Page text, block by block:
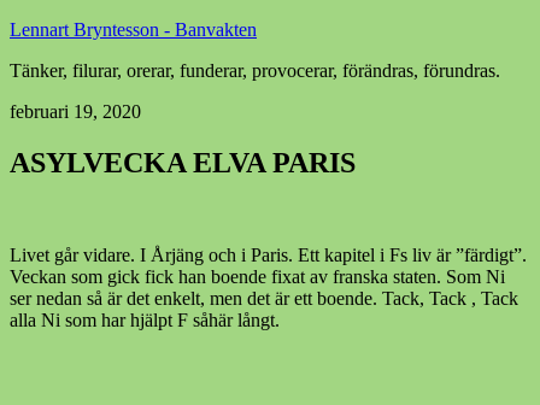
Lennart Bryntesson - Banvakten
Tänker, filurar, orerar, funderar, provocerar, förändras, förundras.
februari 19, 2020
ASYLVECKA ELVA PARIS
Livet går vidare. I Årjäng och i Paris. Ett kapitel i Fs liv är ”färdigt”.
Veckan som gick fick han boende fixat av franska staten. Som Ni
ser nedan så är det enkelt, men det är ett boende. Tack, Tack , Tack
alla Ni som har hjälpt F såhär långt.